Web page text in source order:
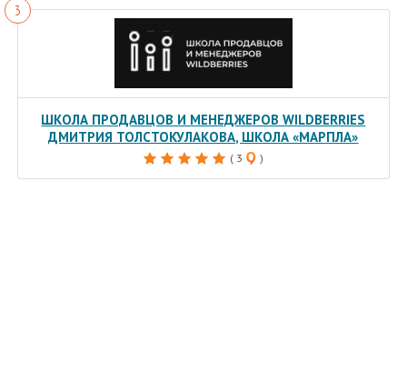
ШКОЛА ПРОДАВЦОВ И МЕНЕДЖЕРОВ WILDBERRIES
ДМИТРИЯ ТОЛСТОКУЛАКОВА, ШКОЛА «МАРПЛА»
( 3 )